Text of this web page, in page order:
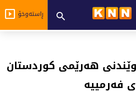
ڕاستەوخۆ
هەرێمی کوردستان
فەرمییە